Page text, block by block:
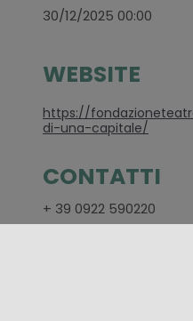
30/12/2025 00:00
WEBSITE
https://
di-una-capitale/
CONTATTI
+ 39 0922 590220